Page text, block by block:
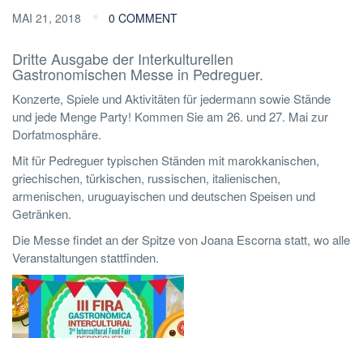
MAI 21, 2018 0 COMMENT
Dritte Ausgabe der Interkulturellen
Gastronomischen Messe in Pedreguer.
Konzerte, Spiele und Aktivitäten für jedermann sowie Stände
und jede Menge Party! Kommen Sie am 26. und 27. Mai zur
Dorfatmosphäre.
Mit für Pedreguer typischen Ständen mit marokkanischen,
griechischen, türkischen, russischen, italienischen,
armenischen, uruguayischen und deutschen Speisen und
Getränken.
Die Messe findet an der Spitze von Joana Escorna statt, wo alle
Veranstaltungen stattfinden.